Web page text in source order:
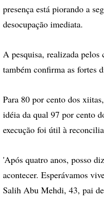
presença está piorando a
desocupação imediata.
A pesquisa, realizada
também confirma as fortes
Para 80 por cento dos
idéia da qual 97 por cento
execução foi útil à
'Após quatro anos, posso
acontecer. Esperávamos
Salih Abu Mehdi, 43, pai